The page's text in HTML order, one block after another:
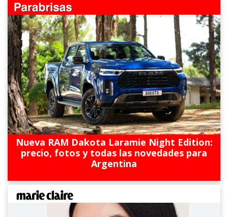
Nueva RAM Dakota Laramie Night Edition:
precio, fotos y todas las novedades para
Argentina